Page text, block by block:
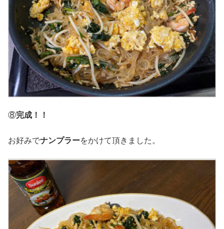
⑧完成！！
お好みでナンプラーをかけて頂きました。